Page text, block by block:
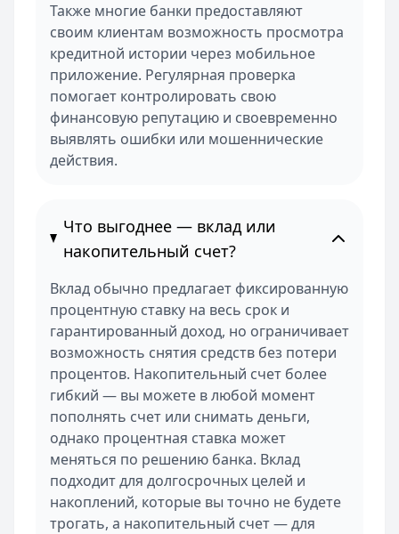
Также многие банки предоставляют
своим клиентам возможность просмотра
кредитной истории через мобильное
приложение. Регулярная проверка
помогает контролировать свою
финансовую репутацию и своевременно
выявлять ошибки или мошеннические
действия.
Что выгоднее — вклад или
накопительный счет?
Вклад обычно предлагает фиксированную
процентную ставку на весь срок и
гарантированный доход, но ограничивает
возможность снятия средств без потери
процентов. Накопительный счет более
гибкий — вы можете в любой момент
пополнять счет или снимать деньги,
однако процентная ставка может
меняться по решению банка. Вклад
подходит для долгосрочных целей и
накоплений, которые вы точно не будете
трогать, а накопительный счет — для